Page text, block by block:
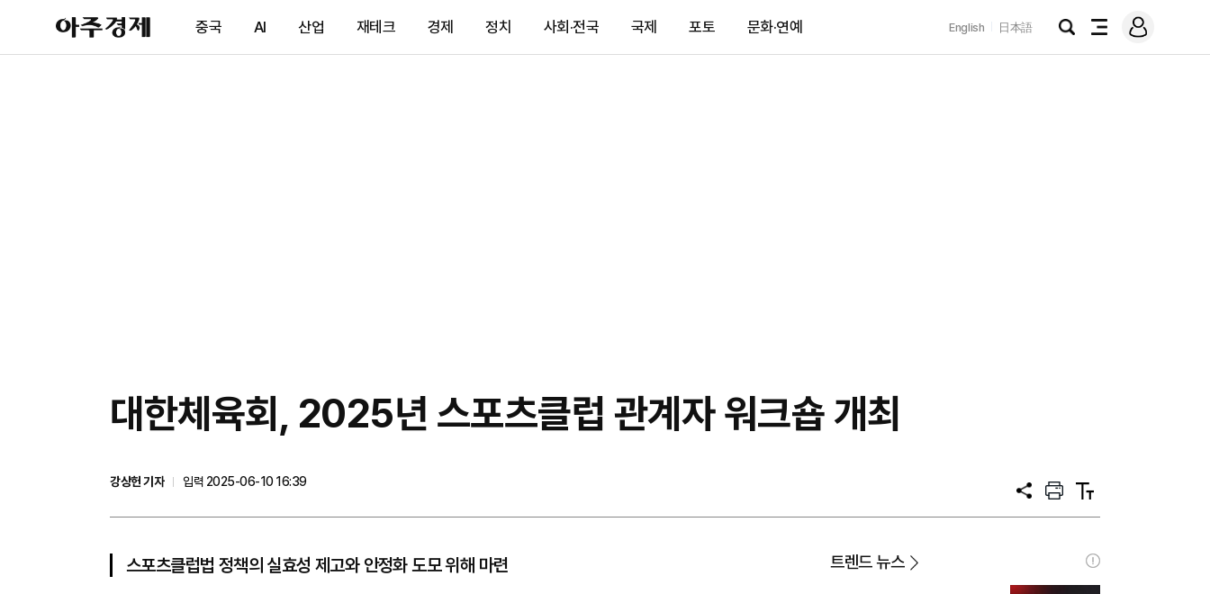
아
주
제
중국 AI 산업 재테크 경제 정치 사회·전국 국제 포토 문화·연예 English 日本語
검
전
메
그
대한체육회, 2025년 스포츠클럽 관계자 워크숍 개최
강상헌 기자
입력 2025-06-10 16:39
공
프
트
텍
트
스포츠클럽법 정책의 실효성 제고와 안정화 도모 위해 마련 트렌드 뉴스